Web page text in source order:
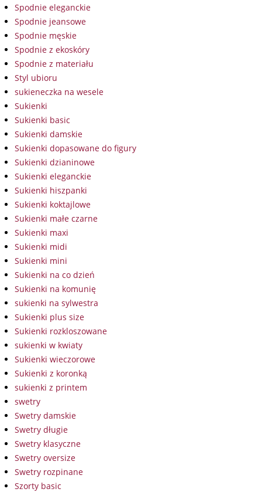
Spodnie eleganckie
Spodnie jeansowe
Spodnie męskie
Spodnie z ekoskóry
Spodnie z materiału
Styl ubioru
sukieneczka na wesele
Sukienki
Sukienki basic
Sukienki damskie
Sukienki dopasowane do figury
Sukienki dzianinowe
Sukienki eleganckie
Sukienki hiszpanki
Sukienki koktajlowe
Sukienki małe czarne
Sukienki maxi
Sukienki midi
Sukienki mini
Sukienki na co dzień
Sukienki na komunię
sukienki na sylwestra
Sukienki plus size
Sukienki rozkloszowane
sukienki w kwiaty
Sukienki wieczorowe
Sukienki z koronką
sukienki z printem
swetry
Swetry damskie
Swetry długie
Swetry klasyczne
Swetry oversize
Swetry rozpinane
Szorty basic